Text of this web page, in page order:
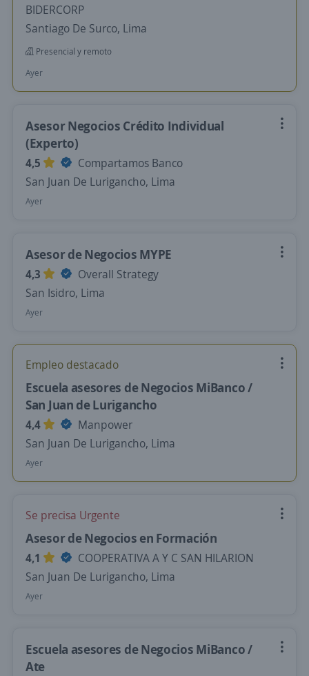
BIDERCORP
Santiago De Surco, Lima
Presencial y remoto
Ayer
Asesor Negocios Crédito Individual
(Experto)
4,5
Compartamos Banco
San Juan De Lurigancho, Lima
Ayer
Asesor de Negocios MYPE
4,3
Overall Strategy
San Isidro, Lima
Ayer
Empleo destacado
Escuela asesores de Negocios MiBanco /
San Juan de Lurigancho
4,4
Manpower
San Juan De Lurigancho, Lima
Ayer
Se precisa Urgente
Asesor de Negocios en Formación
4,1
COOPERATIVA A Y C SAN HILARION
San Juan De Lurigancho, Lima
Ayer
Escuela asesores de Negocios MiBanco /
Ate